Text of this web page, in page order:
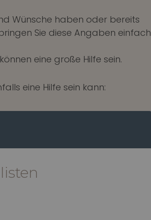
Wünsche haben oder bereits
Sie diese Angaben einfach
eine große Hilfe sein.
eine Hilfe sein kann: